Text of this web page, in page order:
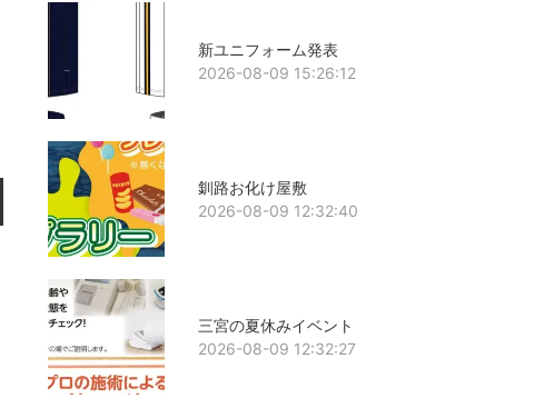
新ユニフォーム発表
2026-08-09 15:26:12
釧路お化け屋敷
2026-08-09 12:32:40
三宮の夏休みイベント
2026-08-09 12:32:27